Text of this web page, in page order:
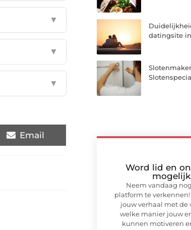
▼
▼
▼
Email
datingsite
Word lid en
Neem vandaag
platform te
jouw verhaal met de
welke manier jouw
kunnen motiveren